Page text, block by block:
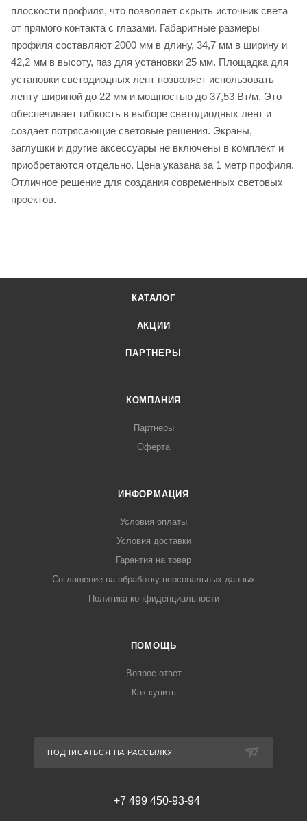
плоскости профиля, что позволяет скрыть источник света
от прямого контакта с глазами. Габаритные размеры
профиля составляют 2000 мм в длину, 34,7 мм в ширину и
42,2 мм в высоту, паз для установки 25 мм. Площадка для
установки светодиодных лент позволяет использовать
ленту шириной до 22 мм и мощностью до 37,53 Вт/м. Это
обеспечивает гибкость в выборе светодиодных лент и
создает потрясающие световые решения. Экраны,
заглушки и другие аксессуары не включены в комплект и
приобретаются отдельно. Цена указана за 1 метр профиля.
Отличное решение для создания современных световых
проектов.
КАТАЛОГ
АКЦИИ
ПАРТНЕРЫ
КОМПАНИЯ
Партнеры
Оферта
ИНФОРМАЦИЯ
Условия оплаты
Условия доставки
Гарантия на товар
Соглашение на обработку персональных данных
Политика конфиденциальности
ПОМОЩЬ
Вопрос-ответ
Как купить
ПОДПИСАТЬСЯ НА РАССЫЛКУ
+7 499 450-93-94